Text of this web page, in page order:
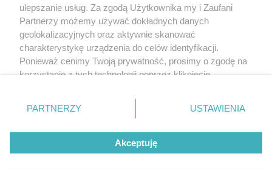
ulepszanie usług. Za zgodą Użytkownika my i Zaufani
Partnerzy możemy używać dokładnych danych
geolokalizacyjnych oraz aktywnie skanować
charakterystykę urządzenia do celów identyfikacji.
Ponieważ cenimy Twoją prywatność, prosimy o zgodę na
korzystanie z tych technologii poprzez kliknięcie
zmienić/wycofać klikając przycisk ustawień prywatności
znajdujący się w lewym dolnym rogu strony
rodzaje przetwarzania danych nie wymagają zgody
użytkownika, ale masz prawo sprzeciwić się takiemu
przetwarzaniu. Preferencje będą miały zastosowanie tylko
PARTNERZY USTAWIENIA
Akceptuję